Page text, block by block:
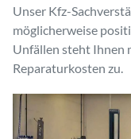
Unser Kfz-
möglicherweise
Unfällen steht Ihnen
Reparaturkosten zu.